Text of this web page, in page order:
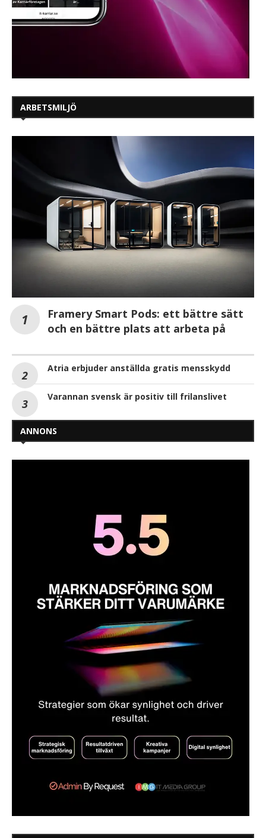
ARBETSMILJÖ
Framery Smart Pods: ett bättre sätt
och en bättre plats att arbeta på
Atria erbjuder anställda gratis mensskydd
Varannan svensk är positiv till frilanslivet
ANNONS